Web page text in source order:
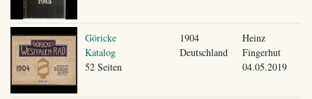
Göricke
Katalog
52 Seiten
1904
Deutschland
Heinz
Fingerhut
04.05.2019